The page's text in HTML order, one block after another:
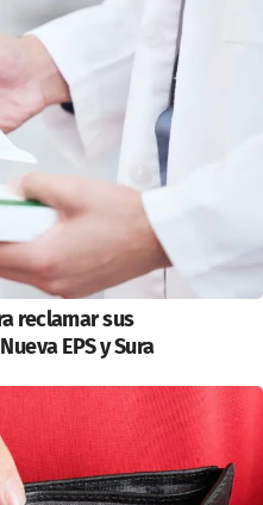
reclamar sus
EPS y Sura